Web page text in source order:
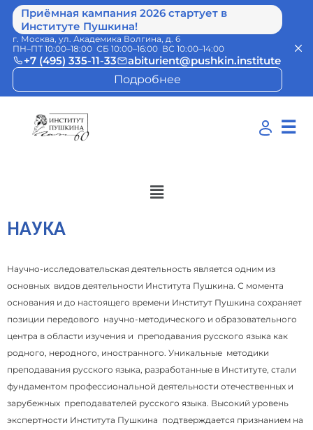
Приёмная кампания 2026 стартует в
Институте Пушкина!
г. Москва, ул. Академика Волгина, д. 6
ПН–ПТ 10:00–18:00 СБ 10:00–16:00 ВС 10:00–14:00
+7 (495) 335-11-33
abiturient@pushkin.institute
Подробнее
☰
НАУКА
Научно-исследовательская деятельность является одним из
основных видов деятельности Института Пушкина. С момента
основания и до настоящего времени Институт Пушкина сохраняет
позиции передового научно-методического и образовательного
центра в области изучения и преподавания русского языка как
родного, неродного, иностранного. Уникальные методики
преподавания русского языка, разработанные в Институте, стали
фундаментом профессиональной деятельности отечественных и
зарубежных преподавателей русского языка. Высокий уровень
экспертности Института Пушкина подтверждается признанием на